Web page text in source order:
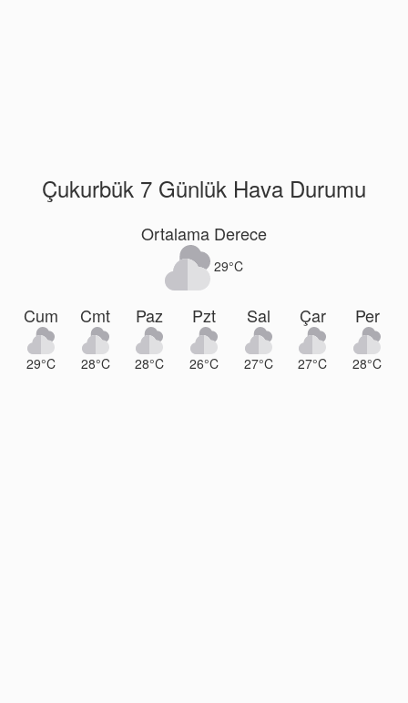
Çukurbük 7 Günlük Hava Durumu
Ortalama Derece
29°C
Cum
29°C
Cmt
28°C
Paz
28°C
Pzt
26°C
Sal
27°C
Çar
27°C
Per
28°C